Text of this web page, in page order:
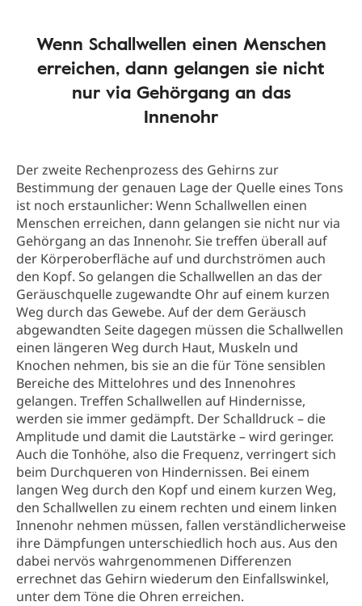
Wenn Schallwellen einen Menschen
erreichen, dann gelangen sie nicht
nur via Gehörgang an das
Innenohr
Der zweite Rechenprozess des Gehirns zur
Bestimmung der genauen Lage der Quelle eines Tons
ist noch erstaunlicher: Wenn Schallwellen einen
Menschen erreichen, dann gelangen sie nicht nur via
Gehörgang an das Innenohr. Sie treffen überall auf
der Körperoberfläche auf und durchströmen auch
den Kopf. So gelangen die Schallwellen an das der
Geräuschquelle zugewandte Ohr auf einem kurzen
Weg durch das Gewebe. Auf der dem Geräusch
abgewandten Seite dagegen müssen die Schallwellen
einen längeren Weg durch Haut, Muskeln und
Knochen nehmen, bis sie an die für Töne sensiblen
Bereiche des Mittelohres und des Innenohres
gelangen. Treffen Schallwellen auf Hindernisse,
werden sie immer gedämpft. Der Schalldruck – die
Amplitude und damit die Lautstärke – wird geringer.
Auch die Tonhöhe, also die Frequenz, verringert sich
beim Durchqueren von Hindernissen. Bei einem
langen Weg durch den Kopf und einem kurzen Weg,
den Schallwellen zu einem rechten und einem linken
Innenohr nehmen müssen, fallen verständlicherweise
ihre Dämpfungen unterschiedlich hoch aus. Aus den
dabei nervös wahrgenommenen Differenzen
errechnet das Gehirn wiederum den Einfallswinkel,
unter dem Töne die Ohren erreichen.